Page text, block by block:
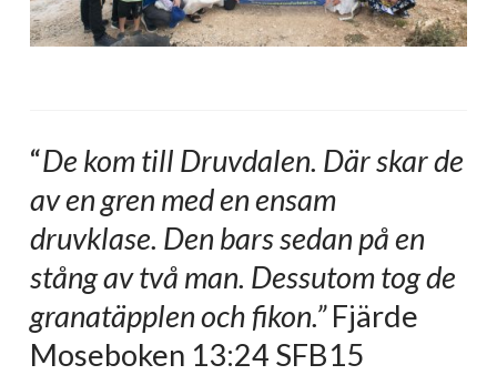
“De kom till Druvdalen. Där skar de
av en gren med en ensam
druvklase. Den bars sedan på en
stång av två man. Dessutom tog de
granatäpplen och fikon.”Fjärde
Moseboken 13:24 SFB15